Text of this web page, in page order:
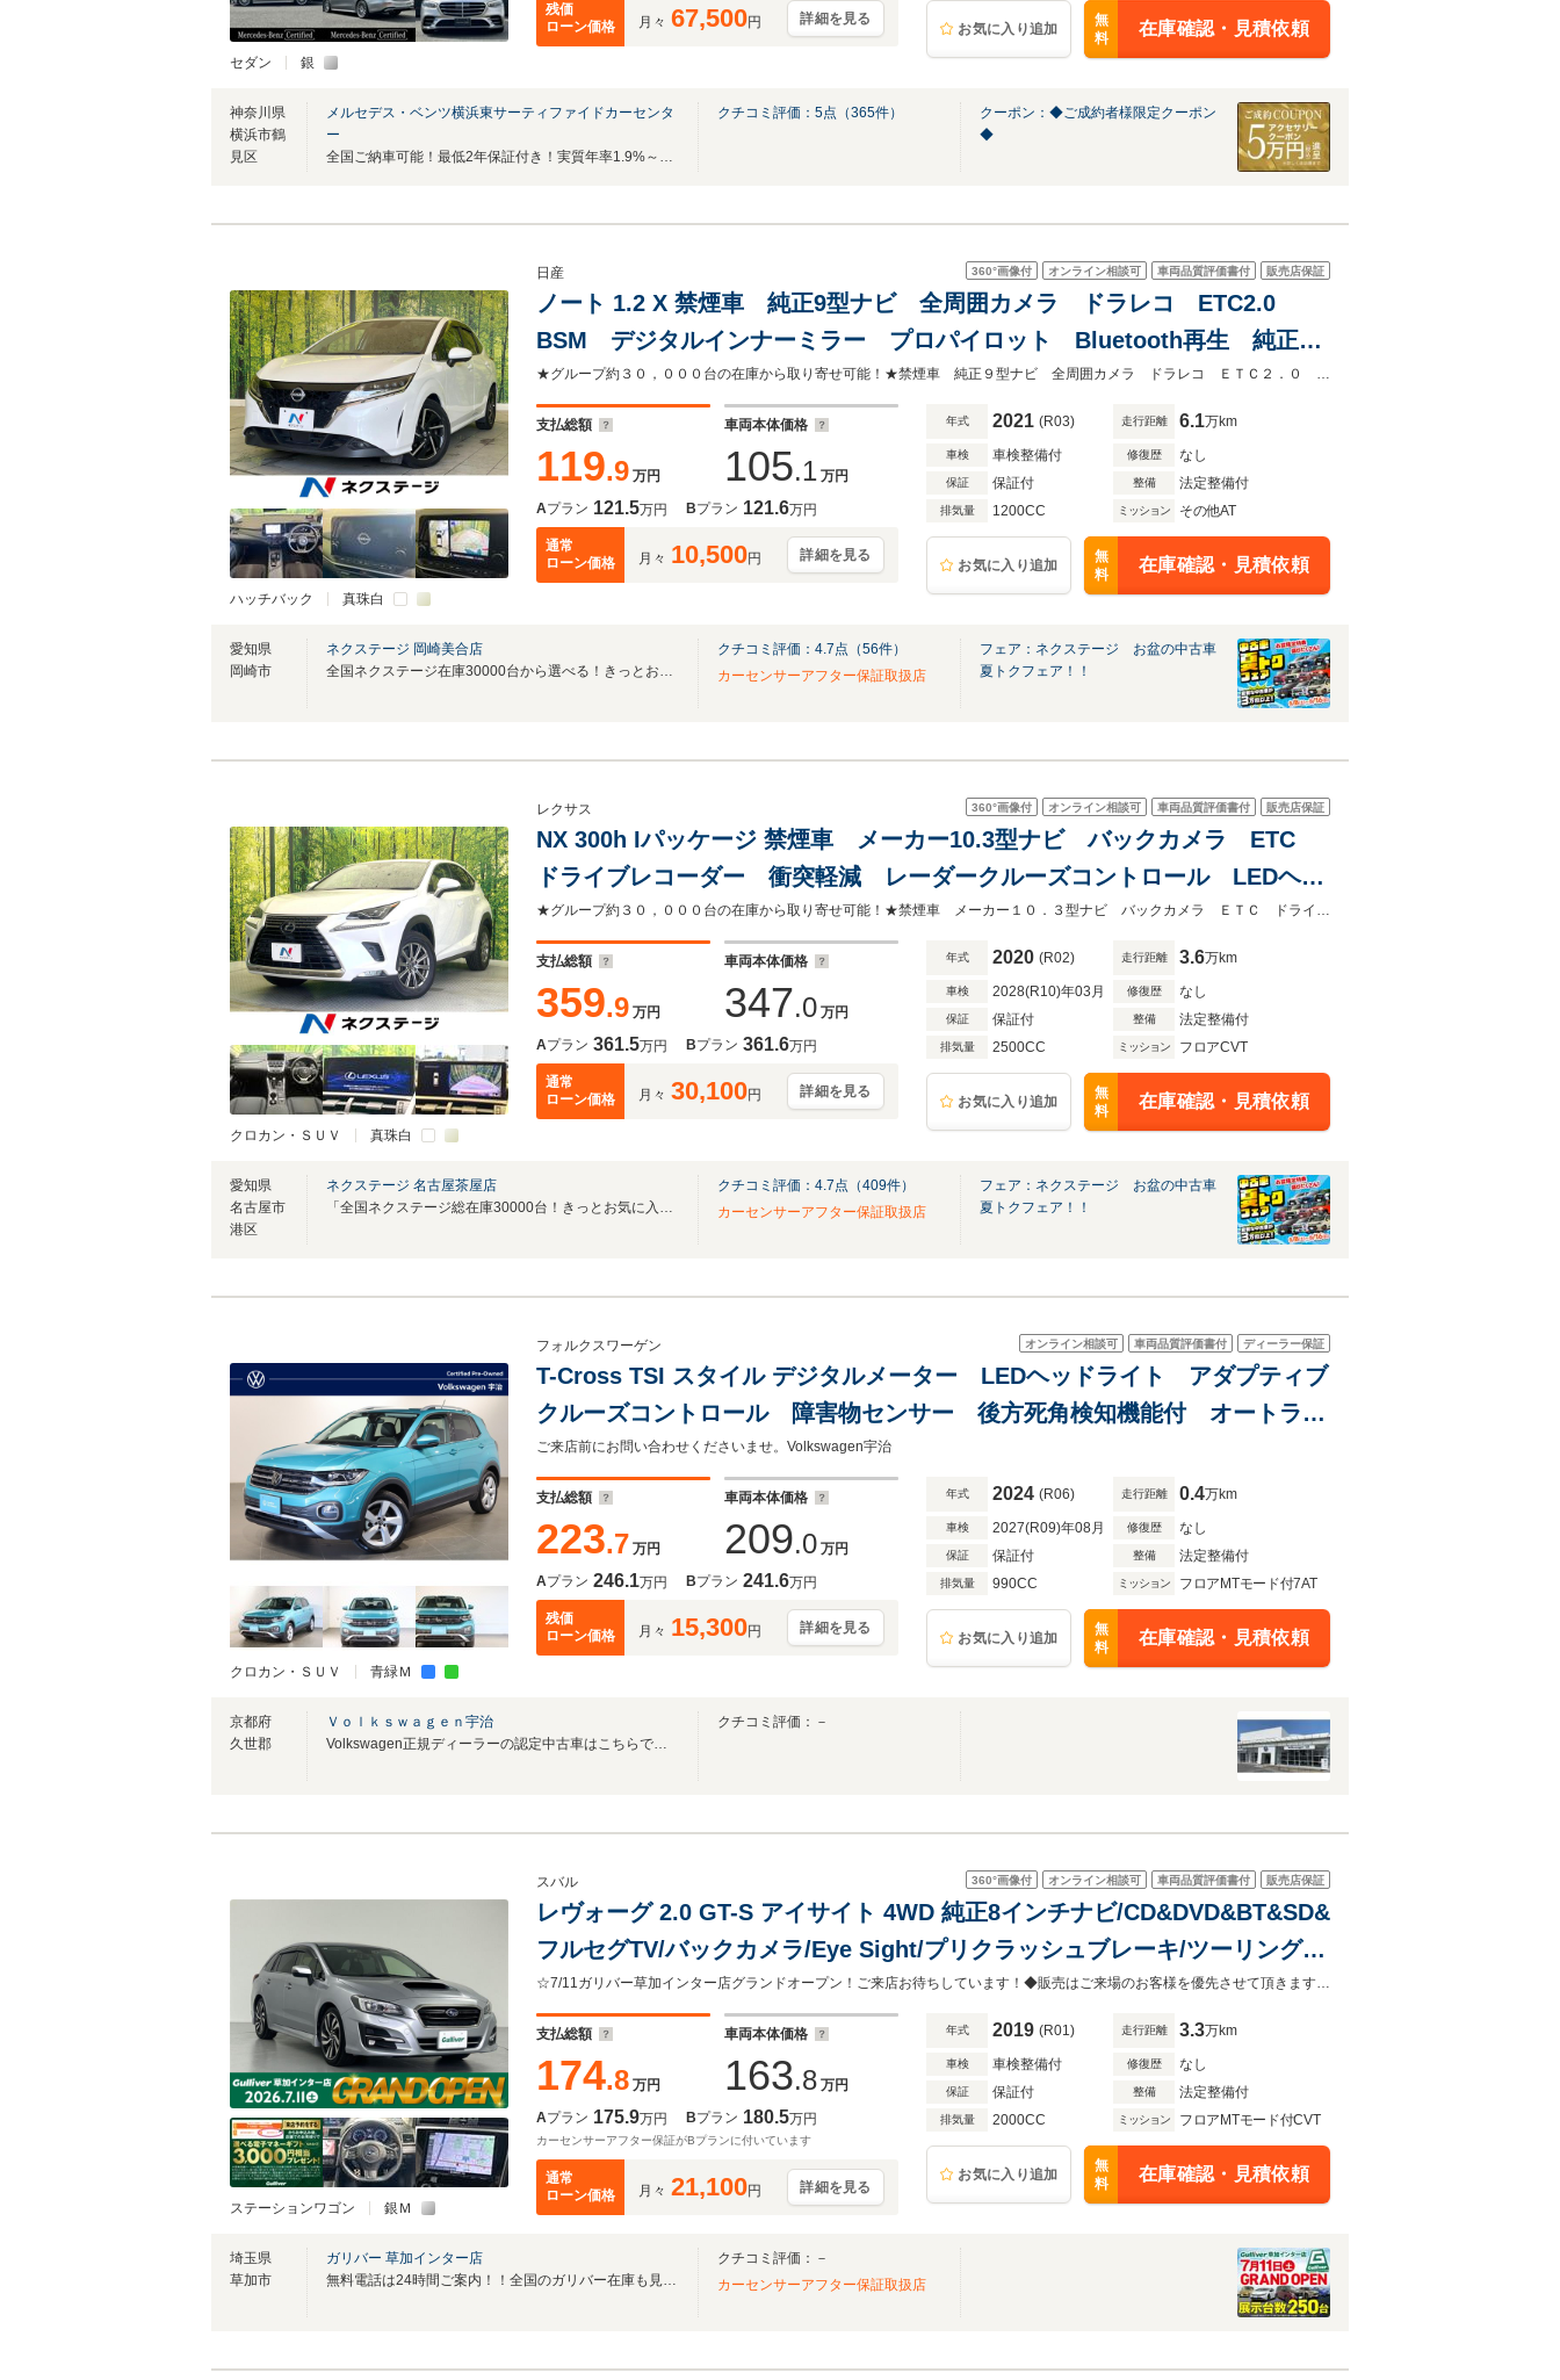
セダン 銀
残価
ローン価格
月々 67,500円 詳細を見る
お気に入り追加
無
料
在庫確認・見積依頼
神奈川県
横浜市鶴
見区
メルセデス・ベンツ横浜東サーティファイドカーセンタ
ー
全国ご納車可能！最低2年保証付き！実質年率1.9%～（ローン）ご案内可能でございます!
クチコミ評価： 5点（365件）
クーポン：◆ご成約者様限定クーポン
◆
ハッチバック 真珠白
360°画像付 オンライン相談可 車両品質評価書付 販売店保証
日産
ノート 1.2 X 禁煙車 純正9型ナビ 全周囲カメラ ドラレコ ETC2.0
BSM デジタルインナーミラー プロパイロット Bluetooth再生 純正16
インチアルミ エマージェンシーブレーキ コーナーセンサー
★グループ約３０，０００台の在庫から取り寄せ可能！★禁煙車 純正９型ナビ 全周囲カメラ ドラレコ ＥＴＣ２．０ ＢＳＭ デジタルインナーミラー
支払総額
119.9 万円
車両本体価格
105.1 万円
Aプラン 121.5万円 Bプラン 121.6万円
通常
ローン価格
月々 10,500円 詳細を見る
年式 2021 (R03) 走行距離 6.1万km
車検 車検整備付 修復歴 なし
保証 保証付 整備 法定整備付
排気量 1200CC ミッション その他AT
お気に入り追加
無
料
在庫確認・見積依頼
愛知県
岡崎市
ネクステージ 岡崎美合店
全国ネクステージ在庫30000台から選べる！きっとお気に入りの愛車が見つかります！
クチコミ評価： 4.7点（56件）
カーセンサーアフター保証取扱店
フェア：ネクステージ お盆の中古車
夏トクフェア！！
クロカン・ＳＵＶ 真珠白
360°画像付 オンライン相談可 車両品質評価書付 販売店保証
レクサス
NX 300h Iパッケージ 禁煙車 メーカー10.3型ナビ バックカメラ ETC
ドライブレコーダー 衝突軽減 レーダークルーズコントロール LEDヘッ
ドライト シートヒーター パワーバックドア
★グループ約３０，０００台の在庫から取り寄せ可能！★禁煙車 メーカー１０．３型ナビ バックカメラ ＥＴＣ ドライブレコーダー 衝突軽減
支払総額
359.9 万円
車両本体価格
347.0 万円
Aプラン 361.5万円 Bプラン 361.6万円
通常
ローン価格
月々 30,100円 詳細を見る
年式 2020 (R02) 走行距離 3.6万km
車検 2028(R10)年03月 修復歴 なし
保証 保証付 整備 法定整備付
排気量 2500CC ミッション フロアCVT
お気に入り追加
無
料
在庫確認・見積依頼
愛知県
名古屋市
港区
ネクステージ 名古屋茶屋店
「全国ネクステージ総在庫30000台！きっとお気に入りの愛車が見つかります！」
クチコミ評価： 4.7点（409件）
カーセンサーアフター保証取扱店
フェア：ネクステージ お盆の中古車
夏トクフェア！！
クロカン・ＳＵＶ 青緑Ｍ
オンライン相談可 車両品質評価書付 ディーラー保証
フォルクスワーゲン
T-Cross TSI スタイル デジタルメーター LEDヘッドライト アダプティブ
クルーズコントロール 障害物センサー 後方死角検知機能付 オートライ
ト 純正アルミホイール Discover Proパッケージ
ご来店前にお問い合わせくださいませ。Volkswagen宇治
支払総額
223.7 万円
車両本体価格
209.0 万円
Aプラン 246.1万円 Bプラン 241.6万円
残価
ローン価格
月々 15,300円 詳細を見る
年式 2024 (R06) 走行距離 0.4万km
車検 2027(R09)年08月 修復歴 なし
保証 保証付 整備 法定整備付
排気量 990CC ミッション フロアMTモード付7AT
お気に入り追加
無
料
在庫確認・見積依頼
京都府
久世郡
Ｖｏｌｋｓｗａｇｅｎ宇治
Volkswagen正規ディーラーの認定中古車はこちらです！
クチコミ評価：－
ステーションワゴン 銀Ｍ
360°画像付 オンライン相談可 車両品質評価書付 販売店保証
スバル
レヴォーグ 2.0 GT-S アイサイト 4WD 純正8インチナビ/CD&DVD&BT&SD&
フルセグTV/バックカメラ/Eye Sight/プリクラッシュブレーキ/ツーリングア
シスト/全車速追従機能付クルーズコントロール/アクティブレーンキープ/AT
誤発進抑制制御
☆7/11ガリバー草加インター店グランドオープン！ご来店お待ちしています！◆販売はご来場のお客様を優先させて頂きます。◆あらかじめご確認下さい※販売は一般のお客様に限ります。
支払総額
174.8 万円
車両本体価格
163.8 万円
Aプラン 175.9万円 Bプラン 180.5万円
カーセンサーアフター保証がBプランに付いています
通常
ローン価格
月々 21,100円 詳細を見る
年式 2019 (R01) 走行距離 3.3万km
車検 車検整備付 修復歴 なし
保証 保証付 整備 法定整備付
排気量 2000CC ミッション フロアMTモード付CVT
お気に入り追加
無
料
在庫確認・見積依頼
埼玉県
草加市
ガリバー 草加インター店
無料電話は24時間ご案内！！全国のガリバー在庫も見たい方は一括照会が可能です！
クチコミ評価：－
カーセンサーアフター保証取扱店